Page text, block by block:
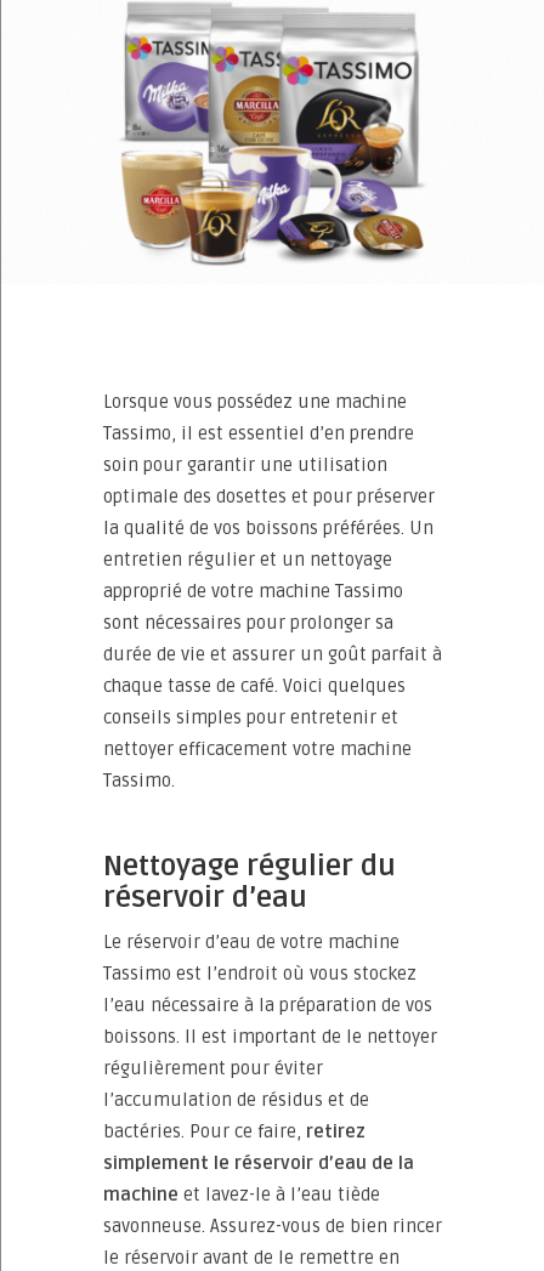
Lorsque vous possédez une machine
Tassimo, il est essentiel d’en prendre
soin pour garantir une utilisation
optimale des dosettes et pour préserver
la qualité de vos boissons préférées. Un
entretien régulier et un nettoyage
approprié de votre machine Tassimo
sont nécessaires pour prolonger sa
durée de vie et assurer un goût parfait à
chaque tasse de café. Voici quelques
conseils simples pour entretenir et
nettoyer efficacement votre machine
Tassimo.
Nettoyage régulier du
réservoir d’eau
Le réservoir d’eau de votre machine
Tassimo est l’endroit où vous stockez
l’eau nécessaire à la préparation de vos
boissons. Il est important de le nettoyer
régulièrement pour éviter
l’accumulation de résidus et de
bactéries. Pour ce faire, retirez
simplement le réservoir d’eau de la
machine et lavez-le à l’eau tiède
savonneuse. Assurez-vous de bien rincer
le réservoir avant de le remettre en